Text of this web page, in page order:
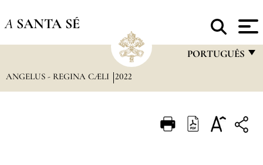
A SANTA SÉ
PORTUGUÊS
ITALIANO
ANGELUS - REGINA CÆLI 2022